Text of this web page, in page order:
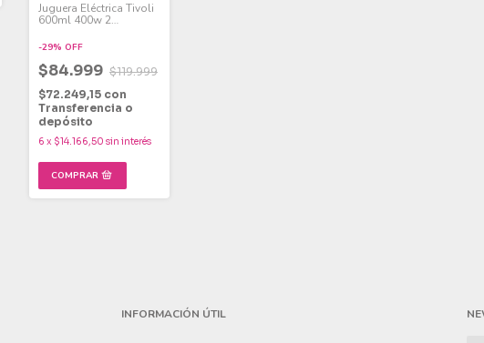
Juguera Eléctrica Tivoli
600ml 400w 2
-29% OFF
$84.999 $119.999
$72.249,15 con
Transferencia o
depósito
6 x $14.166,50 sin interés
INFORMACIÓN ÚTIL